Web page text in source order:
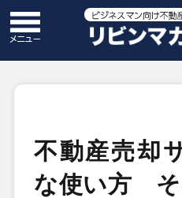
不動産売却
な使い方 そ